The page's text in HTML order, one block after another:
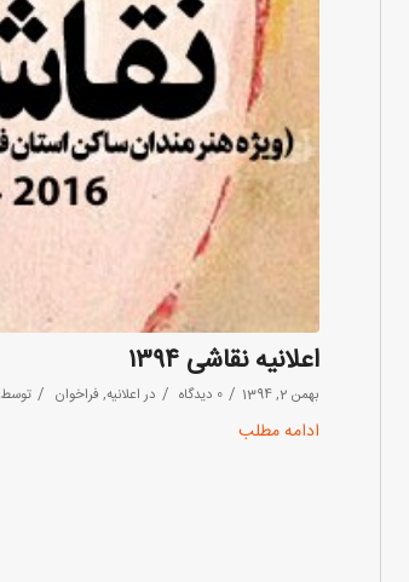
اعلانیه نقاشی ۱۳۹۴
بهمن 2, 1394 / 0 دیدگاه / دراعلانیه, فراخوان / توسط
ادامه مطلب